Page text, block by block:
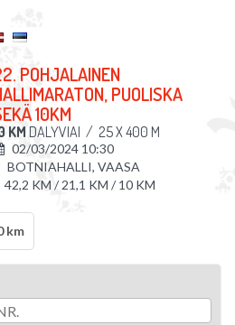
POHJALAINEN
PUOLISKA
10KM
KM DALYVIAI / 25 X 400 M
02/03/2024 10:30
BOTNIAHALLI, VAASA
42,2 KM / 21,1 KM / 10 KM
km